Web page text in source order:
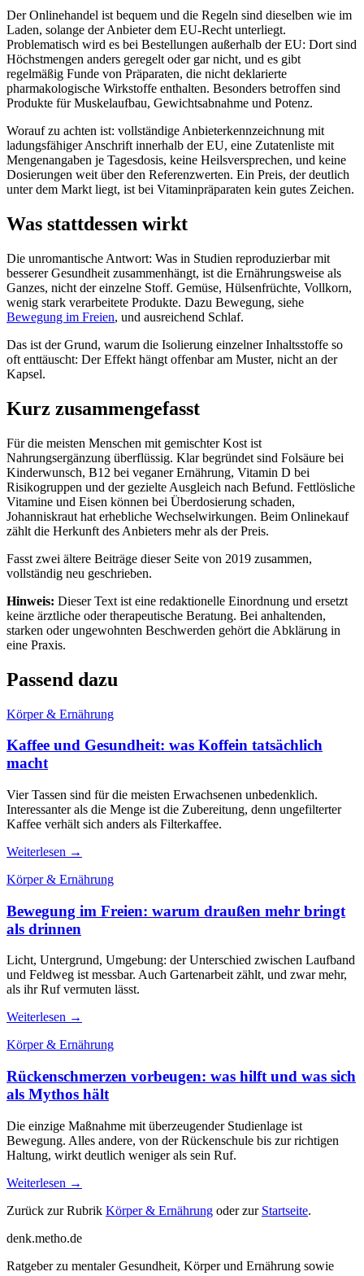
Der Onlinehandel ist bequem und die Regeln sind dieselben wie im
Laden, solange der Anbieter dem EU-Recht unterliegt.
Problematisch wird es bei Bestellungen außerhalb der EU: Dort sind
Höchstmengen anders geregelt oder gar nicht, und es gibt
regelmäßig Funde von Präparaten, die nicht deklarierte
pharmakologische Wirkstoffe enthalten. Besonders betroffen sind
Produkte für Muskelaufbau, Gewichtsabnahme und Potenz.
Worauf zu achten ist: vollständige Anbieterkennzeichnung mit
ladungsfähiger Anschrift innerhalb der EU, eine Zutatenliste mit
Mengenangaben je Tagesdosis, keine Heilsversprechen, und keine
Dosierungen weit über den Referenzwerten. Ein Preis, der deutlich
unter dem Markt liegt, ist bei Vitaminpräparaten kein gutes Zeichen.
Was stattdessen wirkt
Die unromantische Antwort: Was in Studien reproduzierbar mit
besserer Gesundheit zusammenhängt, ist die Ernährungsweise als
Ganzes, nicht der einzelne Stoff. Gemüse, Hülsenfrüchte, Vollkorn,
wenig stark verarbeitete Produkte. Dazu Bewegung, siehe
Bewegung im Freien, und ausreichend Schlaf.
Das ist der Grund, warum die Isolierung einzelner Inhaltsstoffe so
oft enttäuscht: Der Effekt hängt offenbar am Muster, nicht an der
Kapsel.
Kurz zusammengefasst
Für die meisten Menschen mit gemischter Kost ist
Nahrungsergänzung überflüssig. Klar begründet sind Folsäure bei
Kinderwunsch, B12 bei veganer Ernährung, Vitamin D bei
Risikogruppen und der gezielte Ausgleich nach Befund. Fettlösliche
Vitamine und Eisen können bei Überdosierung schaden,
Johanniskraut hat erhebliche Wechselwirkungen. Beim Onlinekauf
zählt die Herkunft des Anbieters mehr als der Preis.
Fasst zwei ältere Beiträge dieser Seite von 2019 zusammen,
vollständig neu geschrieben.
Hinweis: Dieser Text ist eine redaktionelle Einordnung und ersetzt
keine ärztliche oder therapeutische Beratung. Bei anhaltenden,
starken oder ungewohnten Beschwerden gehört die Abklärung in
eine Praxis.
Passend dazu
Körper & Ernährung
Kaffee und Gesundheit: was Koffein tatsächlich
macht
Vier Tassen sind für die meisten Erwachsenen unbedenklich.
Interessanter als die Menge ist die Zubereitung, denn ungefilterter
Kaffee verhält sich anders als Filterkaffee.
Weiterlesen →
Körper & Ernährung
Bewegung im Freien: warum draußen mehr bringt
als drinnen
Licht, Untergrund, Umgebung: der Unterschied zwischen Laufband
und Feldweg ist messbar. Auch Gartenarbeit zählt, und zwar mehr,
als ihr Ruf vermuten lässt.
Weiterlesen →
Körper & Ernährung
Rückenschmerzen vorbeugen: was hilft und was sich
als Mythos hält
Die einzige Maßnahme mit überzeugender Studienlage ist
Bewegung. Alles andere, von der Rückenschule bis zur richtigen
Haltung, wirkt deutlich weniger als sein Ruf.
Weiterlesen →
Zurück zur Rubrik Körper & Ernährung oder zur Startseite.
denk.metho.de
Ratgeber zu mentaler Gesundheit, Körper und Ernährung sowie